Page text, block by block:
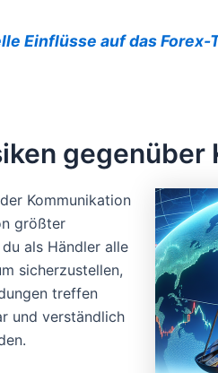
Einflüsse auf das
gegenüber
Kommunikation
größter
als Händler alle
sicherzustellen,
treffen
und verständlich